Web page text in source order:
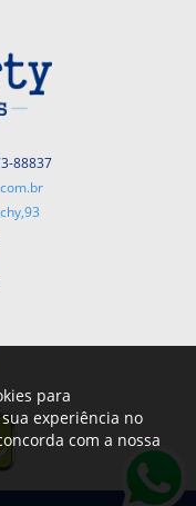
88837
para
experiência no
com a nossa